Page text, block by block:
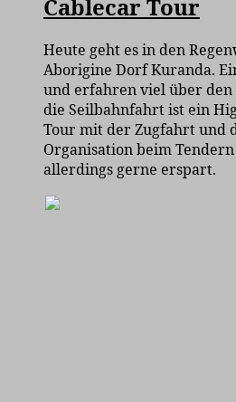
Cablecar Tour
Heute geht es in den
Aborigine Dorf Kuranda.
und erfahren viel über den
die Seilbahnfahrt ist ein
Tour mit der Zugfahrt und
Organisation beim
allerdings gerne erspart.